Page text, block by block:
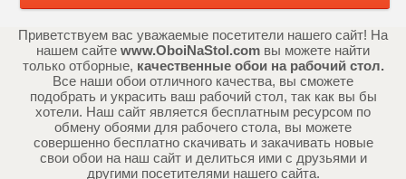
Приветствуем вас уважаемые посетители нашего сайт! На
нашем сайте www.OboiNaStol.com вы можете найти
только отборные, качественные обои на рабочий стол.
Все наши обои отличного качества, вы сможете
подобрать и украсить ваш рабочий стол, так как вы бы
хотели. Наш сайт является бесплатным ресурсом по
обмену обоями для рабочего стола, вы можете
совершенно бесплатно скачивать и закачивать новые
свои обои на наш сайт и делиться ими с друзьями и
другими посетителями нашего сайта.